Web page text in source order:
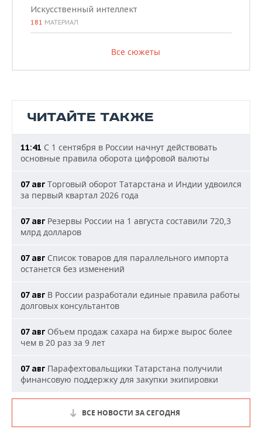
Искусственный интеллект
181 МАТЕРИАЛ
Все сюжеты
ЧИТАЙТЕ ТАКЖЕ
11:41 С 1 сентября в России начнут действовать
основные правила оборота цифровой валюты
07 авг Торговый оборот Татарстана и Индии удвоился
за первый квартал 2026 года
07 авг Резервы России на 1 августа составили 720,3
млрд долларов
07 авг Список товаров для параллельного импорта
останется без изменений
07 авг В России разработали единые правила работы
долговых консультантов
07 авг Объем продаж сахара на бирже вырос более
чем в 20 раз за 9 лет
07 авг Парафехтовальщики Татарстана получили
финансовую поддержку для закупки экипировки
ВСЕ НОВОСТИ ЗА СЕГОДНЯ